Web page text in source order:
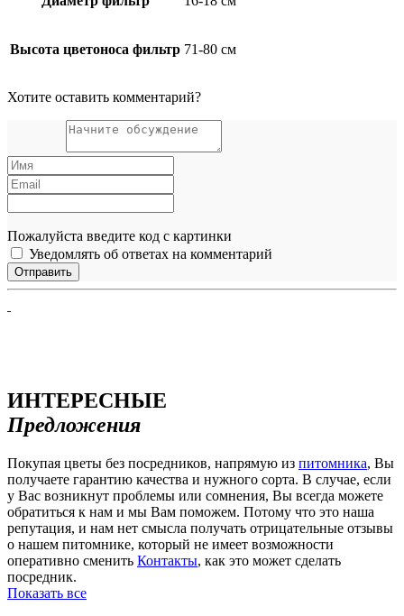
Высота цветоноса фильтр 71-80 см
Хотите оставить комментарий?
Пожалуйста введите код с картинки
Уведомлять об ответах на комментарий
ИНТЕРЕСНЫЕ
Предложения
Покупая цветы без посредников, напрямую из питомника, Вы
получаете гарантию качества и нужного сорта. В случае, если
у Вас возникнут проблемы или сомнения, Вы всегда можете
обратиться к нам и мы Вам поможем. Потому что это наша
репутация, и нам нет смысла получать отрицательные отзывы
о нашем питомнике, который не имеет возможности
оперативно сменить Контакты, как это может сделать
посредник.
Показать все